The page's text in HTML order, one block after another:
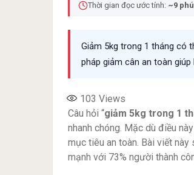
Thời gian đọc ước tính: ~9
Giảm 5kg trong 1 tháng có
pháp giảm cân an toàn
103 Views
Câu hỏi “giảm 5kg trong 1
nhanh chóng. Mặc dù điều
mục tiêu an toàn. Bài viết này
mạnh với 73% người thành